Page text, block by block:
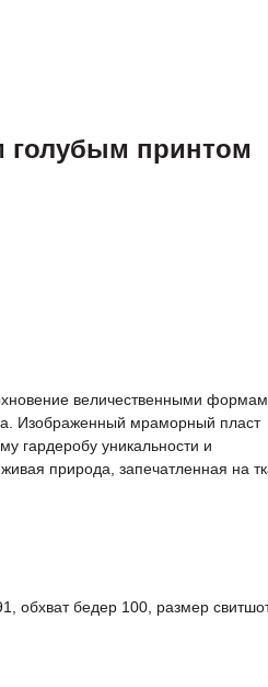
принтом
величественными
Изображенный мраморный пласт
гардеробу уникальности и
природа, запечатленная на
обхват бедер 100, размер